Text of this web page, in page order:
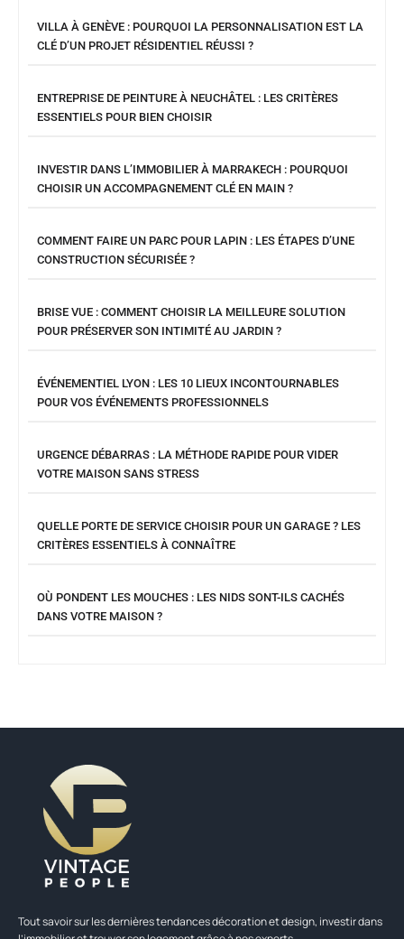
VILLA À GENÈVE : POURQUOI LA PERSONNALISATION EST LA
CLÉ D’UN PROJET RÉSIDENTIEL RÉUSSI ?
ENTREPRISE DE PEINTURE À NEUCHÂTEL : LES CRITÈRES
ESSENTIELS POUR BIEN CHOISIR
INVESTIR DANS L’IMMOBILIER À MARRAKECH : POURQUOI
CHOISIR UN ACCOMPAGNEMENT CLÉ EN MAIN ?
COMMENT FAIRE UN PARC POUR LAPIN : LES ÉTAPES D’UNE
CONSTRUCTION SÉCURISÉE ?
BRISE VUE : COMMENT CHOISIR LA MEILLEURE SOLUTION
POUR PRÉSERVER SON INTIMITÉ AU JARDIN ?
ÉVÉNEMENTIEL LYON : LES 10 LIEUX INCONTOURNABLES
POUR VOS ÉVÉNEMENTS PROFESSIONNELS
URGENCE DÉBARRAS : LA MÉTHODE RAPIDE POUR VIDER
VOTRE MAISON SANS STRESS
QUELLE PORTE DE SERVICE CHOISIR POUR UN GARAGE ? LES
CRITÈRES ESSENTIELS À CONNAÎTRE
OÙ PONDENT LES MOUCHES : LES NIDS SONT-ILS CACHÉS
DANS VOTRE MAISON ?
Tout savoir sur les dernières tendances décoration et design, investir dans